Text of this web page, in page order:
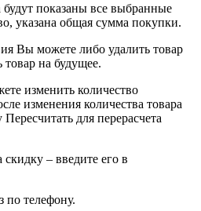
показаны все выбранные
указана общая сумма покупки.
Вы можете либо удалить товар
на будущее.
изменить количество
изменения количества товара
для перерасчета
– введите его в
по телефону.